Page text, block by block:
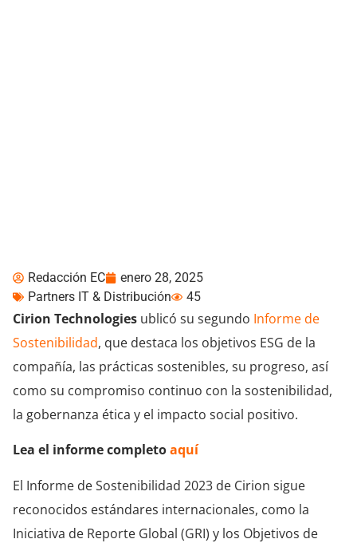
Redacción EC
enero 28, 2025
Partners IT & Distribución
45
Cirion Technologies ublicó su segundo Informe de
Sostenibilidad, que destaca los objetivos ESG de la
compañía, las prácticas sostenibles, su progreso, así
como su compromiso continuo con la sostenibilidad,
la gobernanza ética y el impacto social positivo.
Lea el informe completoaquí
El Informe de Sostenibilidad 2023 de Cirion sigue
reconocidos estándares internacionales, como la
Iniciativa de Reporte Global (GRI) y los Objetivos de